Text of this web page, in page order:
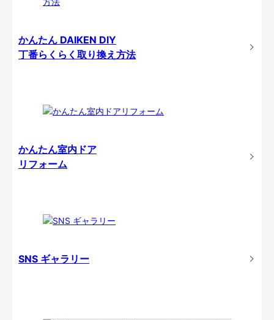
かんたん DAIKEN DIY
丁番らくらく取り換え方法
かんたん室内ドア
リフォーム
SNS ギャラリー